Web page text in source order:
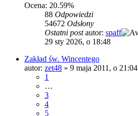
Ocena: 20.59%
88 Odpowiedzi
54672 Odsłony
Ostatni postautor: spaff
29 sty 2026, o 18:48
Zakład św. Wincentego
autor: zet48 » 9 maja 2011, o 21:04
1
…
3
4
5